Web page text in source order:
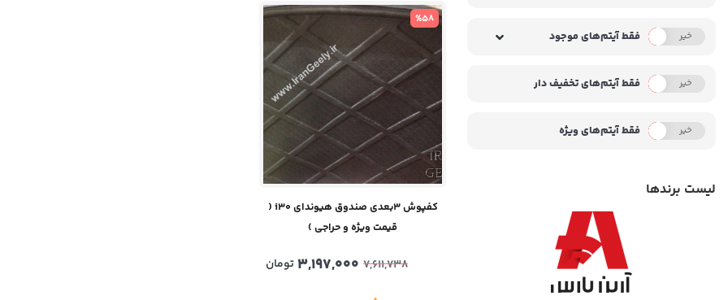
بله خیر فقط آیتم‌های موجود
بله خیر فقط آیتم‌های تخفیف دار
بله خیر فقط آیتم‌های ویژه
لیست برندها
%58
کفپوش ۳بعدی صندوق هیوندای i30 (
قیمت ویژه و حراجی )
7,611,738
3,197,000تومان